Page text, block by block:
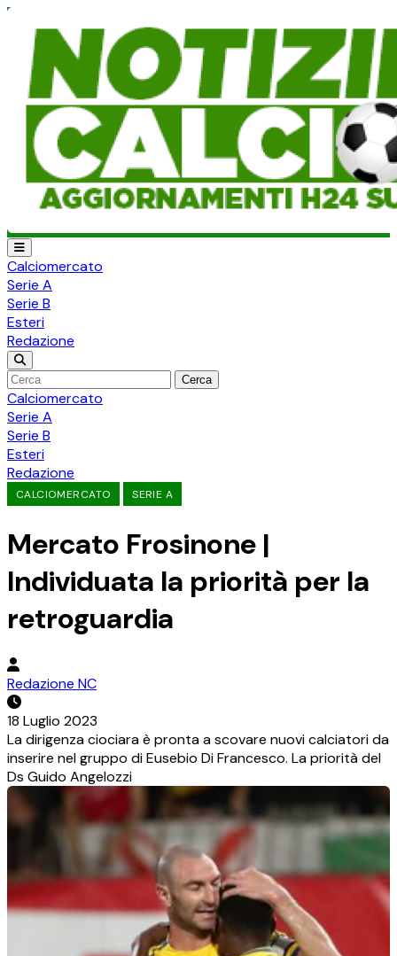
Calciomercato
Serie A
Serie B
Esteri
Redazione
Cerca
Calciomercato
Serie A
Serie B
Esteri
Redazione
CALCIOMERCATO SERIE A
Mercato Frosinone |
Individuata la priorità per la
retroguardia
Redazione NC
18 Luglio 2023
La dirigenza ciociara è pronta a scovare nuovi calciatori da
inserire nel gruppo di Eusebio Di Francesco. La priorità del
Ds Guido Angelozzi